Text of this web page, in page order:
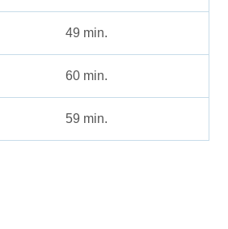
49 min.
60 min.
59 min.